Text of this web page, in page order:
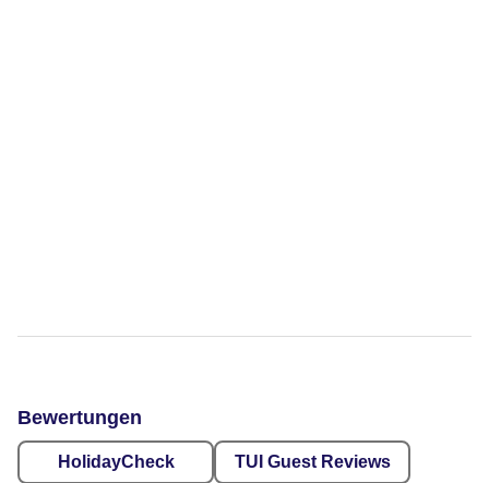
Bewertungen
HolidayCheck TUI Guest Reviews